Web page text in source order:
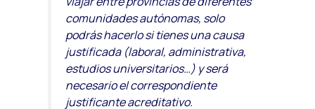
comunidades autónomas, solo
podrás hacerlo si tienes una causa
justificada (laboral, administrativa,
estudios universitarios…) y será
necesario el correspondiente
justificante acreditativo.